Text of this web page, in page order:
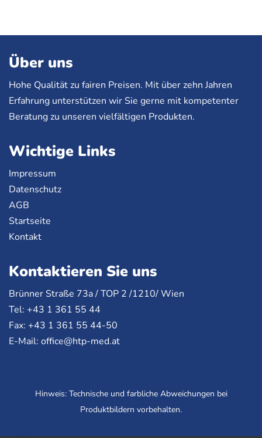
Über uns
Hohe Qualität zu fairen Preisen. Mit über zehn Jahren
Erfahrung unterstützen wir Sie gerne mit kompetenter
Beratung zu unseren vielfältigen Produkten.
Wichtige Links
Impressum
Datenschutz
AGB
Startseite
Kontakt
Kontaktieren Sie uns
Brünner Straße 73a /TOP 2 /1210/ Wien
Tel: +43 1 361 55 44
Fax: +43 1 361 55 44-50
E-Mail: office@htp-med.at
Hinweis: Technische und farbliche Abweichungen bei
Produktbildern vorbehalten.